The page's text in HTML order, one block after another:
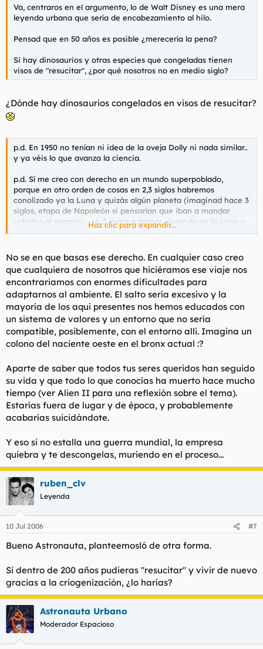
Va, centraros en el argumento, lo de Walt Disney es una mera
leyenda urbana que sería de encabezamiento al hilo.
Pensad que en 50 años es posible ¿merecería la pena?
Si hay dinosaurios y otras especies que congeladas tienen
visos de "resucitar", ¿por qué nosotros no en medio siglo?
¿Dónde hay dinosaurios congelados en visos de resucitar?
p.d. En 1950 no tenían ni idea de la oveja Dolly ni nada similar..
y ya véis lo que avanza la ciencia.
p.d. Sí me creo con derecho en un mundo superpoblado,
porque en otro orden de cosas en 2,3 siglos habremos
conolizado ya la Luna y quizás algún planeta (imaginad hace 3
siglos, etapa de Napoleón si pensarían que iban a mandar
cohetes al espacio... en 2 siglos estamos viviendo en la Luna y
Marte fijo, o al menos buena parte de la población, quizás la
Haz clic para expandir...
No se en que basas ese derecho. En cualquier caso creo
que cualquiera de nosotros que hiciéramos ese viaje nos
encontrariamos con enormes dificultades para
adaptarnos al ambiente. El salto sería excesivo y la
mayoría de los aqui presentes nos hemos educados con
un sistema de valores y un entorno que no sería
compatible, posiblemente, con el entorno alli. Imagina un
colono del naciente oeste en el bronx actual :?
Aparte de saber que todos tus seres queridos han seguido
su vida y que todo lo que conocías ha muerto hace mucho
tiempo (ver Alien II para una reflexión sobre el tema).
Estarías fuera de lugar y de época, y probablemente
acabarías suicidándote.
Y eso si no estalla una guerra mundial, la empresa
quiebra y te descongelas, muriendo en el proceso...
ruben_clv
Leyenda
10 Jul 2006 #7
Bueno Astronauta, planteemosló de otra forma.
Si dentro de 200 años pudieras "resucitar" y vivir de nuevo
gracias a la criogenización, ¿lo harías?
Astronauta Urbano
Moderador Espacioso